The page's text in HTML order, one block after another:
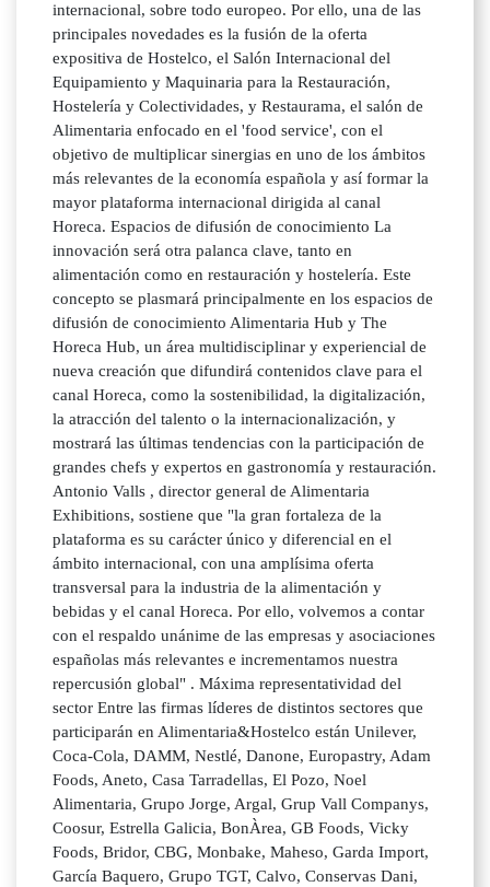
internacional, sobre todo europeo. Por ello, una de las
principales novedades es la fusión de la oferta
expositiva de Hostelco, el Salón Internacional del
Equipamiento y Maquinaria para la Restauración,
Hostelería y Colectividades, y Restaurama, el salón de
Alimentaria enfocado en el 'food service', con el
objetivo de multiplicar sinergias en uno de los ámbitos
más relevantes de la economía española y así formar la
mayor plataforma internacional dirigida al canal
Horeca. Espacios de difusión de conocimiento La
innovación será otra palanca clave, tanto en
alimentación como en restauración y hostelería. Este
concepto se plasmará principalmente en los espacios de
difusión de conocimiento Alimentaria Hub y The
Horeca Hub, un área multidisciplinar y experiencial de
nueva creación que difundirá contenidos clave para el
canal Horeca, como la sostenibilidad, la digitalización,
la atracción del talento o la internacionalización, y
mostrará las últimas tendencias con la participación de
grandes chefs y expertos en gastronomía y restauración.
Antonio Valls , director general de Alimentaria
Exhibitions, sostiene que "la gran fortaleza de la
plataforma es su carácter único y diferencial en el
ámbito internacional, con una amplísima oferta
transversal para la industria de la alimentación y
bebidas y el canal Horeca. Por ello, volvemos a contar
con el respaldo unánime de las empresas y asociaciones
españolas más relevantes e incrementamos nuestra
repercusión global" . Máxima representatividad del
sector Entre las firmas líderes de distintos sectores que
participarán en Alimentaria&Hostelco están Unilever,
Coca-Cola, DAMM, Nestlé, Danone, Europastry, Adam
Foods, Aneto, Casa Tarradellas, El Pozo, Noel
Alimentaria, Grupo Jorge, Argal, Grup Vall Companys,
Coosur, Estrella Galicia, BonÀrea, GB Foods, Vicky
Foods, Bridor, CBG, Monbake, Maheso, Garda Import,
García Baquero, Grupo TGT, Calvo, Conservas Dani,